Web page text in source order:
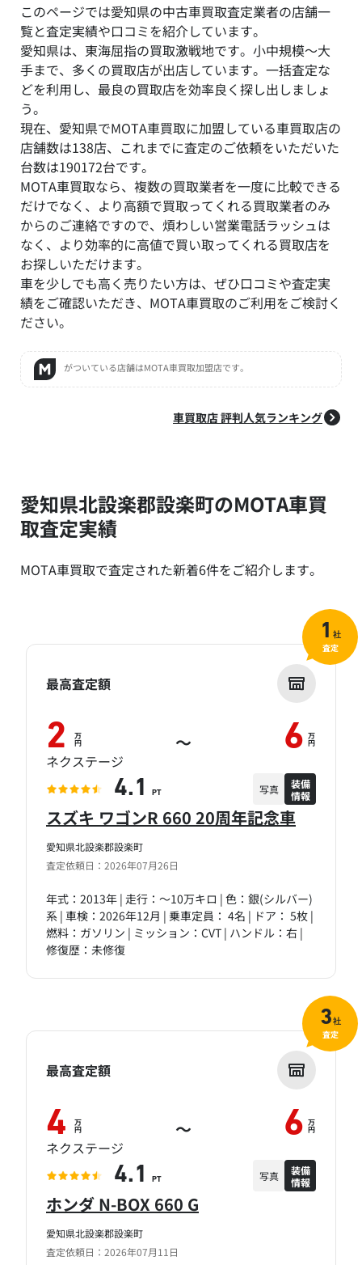
このページでは愛知県の中古車買取査定業者の店舗一
覧と査定実績や口コミを紹介しています。
愛知県は、東海屈指の買取激戦地です。小中規模～大
手まで、多くの買取店が出店しています。一括査定な
どを利用し、最良の買取店を効率良く探し出しましょ
う。
現在、愛知県でMOTA車買取に加盟している車買取店の
店舗数は138店、これまでに査定のご依頼をいただいた
台数は190172台です。
MOTA車買取なら、複数の買取業者を一度に比較できる
だけでなく、より高額で買取ってくれる買取業者のみ
からのご連絡ですので、煩わしい営業電話ラッシュは
なく、より効率的に高値で買い取ってくれる買取店を
お探しいただけます。
車を少しでも高く売りたい方は、ぜひ口コミや査定実
績をご確認いただき、MOTA車買取のご利用をご検討く
ださい。
がついている店舗はMOTA車買取加盟店です。
車買取店 評判人気ランキング
愛知県北設楽郡設楽町のMOTA車買
取査定実績
MOTA車買取で査定された新着6件をご紹介します。
愛知県北設楽郡設楽町
査定依頼日：2026年07月26日
スズキ ワゴンR 660 20周年記念車
年式：2013年 | 走行：～10万キロ | 色：銀(シルバー)
系 | 車検：2026年12月 | 乗車定員： 4名 | ドア： 5枚 |
燃料：ガソリン | ミッション：CVT | ハンドル：右 |
修復歴：未修復
最高査定額
2 万
円 ～ 6 万
円
ネクステージ
4.1 PT 写真
装備
情報
1 社
査定
愛知県北設楽郡設楽町
査定依頼日：2026年07月11日
ホンダ N-BOX 660 G
最高査定額
4 万
円 ～ 6 万
円
ネクステージ
4.1 PT 写真
装備
情報
3社
査定